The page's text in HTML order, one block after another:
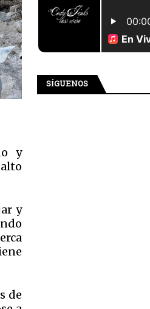
y
y
de
SÍGUENOS